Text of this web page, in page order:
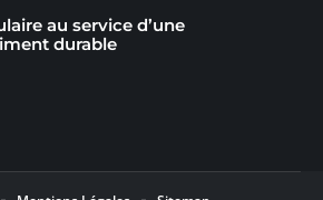
au service d’une
durable